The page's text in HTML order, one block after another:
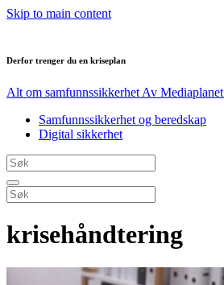
Skip to main content
Derfor trenger du en kriseplan
Alt om samfunnssikkerhet Av Mediaplanet
Samfunnssikkerhet og beredskap
Digital sikkerhet
krisehåndtering